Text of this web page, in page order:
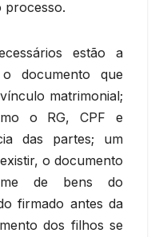
processo.
estão a
documento que
matrimonial;
o RG, CPF e
das partes; um
o documento
de bens do
firmado antes da
dos filhos se